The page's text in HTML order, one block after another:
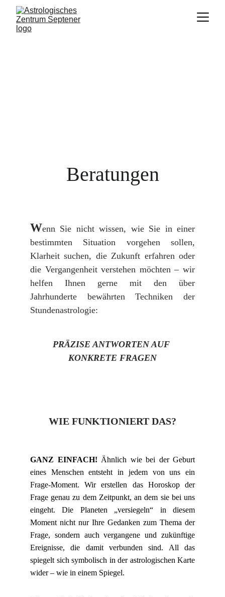
Beratungen
Wenn Sie nicht wissen, wie Sie in einer
bestimmten Situation vorgehen sollen,
Klarheit suchen, die Zukunft erfahren oder
die Vergangenheit verstehen möchten – wir
helfen Ihnen gerne mit den über
Jahrhunderte bewährten Techniken der
Stundenastrologie:
PRÄZISE ANTWORTEN AUF
KONKRETE FRAGEN
WIE FUNKTIONIERT DAS?
GANZ EINFACH! Ähnlich wie bei der Geburt
eines Menschen entsteht in jedem von uns ein
Frage-Moment. Wir erstellen das Horoskop der
Frage genau zu dem Zeitpunkt, an dem sie bei uns
eingeht. Die Planeten „versiegeln“ in diesem
Moment nicht nur Ihre Gedanken zum Thema der
Frage, sondern auch vergangene und zukünftige
Ereignisse, die damit verbunden sind. All das
spiegelt sich symbolisch in der astrologischen Karte
wider – wie in einem Spiegel.